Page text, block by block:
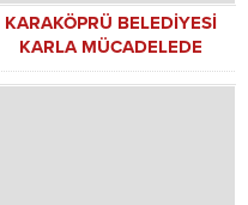
KARAKÖPRÜ BELEDİYESİ
KARLA MÜCADELEDE
SEFERBER OLDU